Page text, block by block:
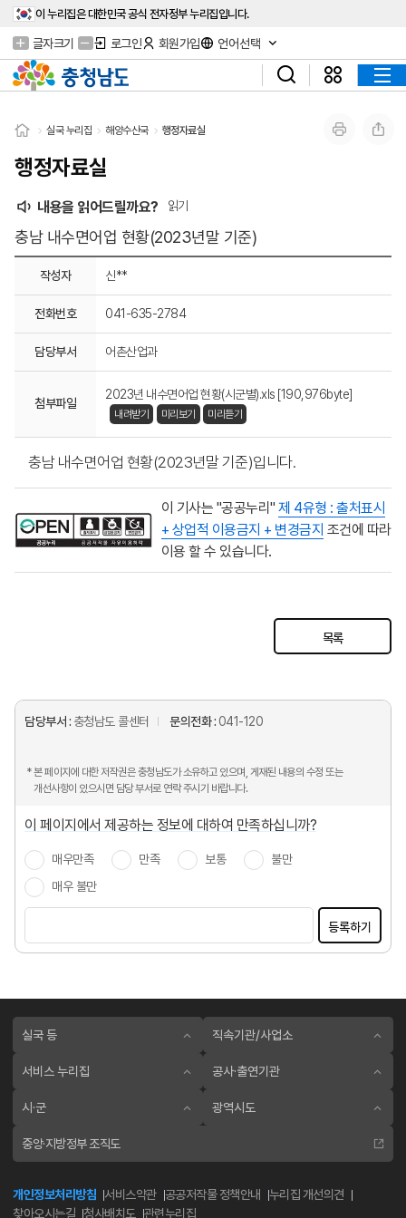
이 누리집은 대한민국 공식 전자정부 누리집입니다.
글자크기 로그인 회원가입 언어선택
실국 누리집 해양수산국 행정자료실
행정자료실
내용을 읽어드릴까요? 읽기
충남 내수면어업 현황(2023년말 기준)
작성자 신**
전화번호 041-635-2784
담당부서 어촌산업과
첨부파일
2023년 내수면어업 현황(시군별).xls [190,976byte]
내려받기 미리보기 미리듣기
충남 내수면어업 현황(2023년말 기준)입니다.
이 기사는 "공공누리"제 4유형 : 출처표시
+ 상업적 이용금지 + 변경금지 조건에 따라
이용 할 수 있습니다.
목록
담당부서 : 충청남도 콜센터 문의전화 : 041-120
* 본 페이지에 대한 저작권은 충청남도가 소유하고 있으며, 게재된 내용의 수정 또는
개선사항이 있으시면 담당 부서로 연락 주시기 바랍니다.
이 페이지에서 제공하는 정보에 대하여 만족하십니까?
매우만족 만족 보통
불만
매우 불만
등록하기
실국 등 직속기관/사업소
서비스 누리집 공사·출연기관
시·군 광역시도
중앙·지방정부 조직도
개인정보처리방침 서비스약관 공공저작물 정책안내
누리집 개선의견
찾아오시는길
청사배치도 관련누리집